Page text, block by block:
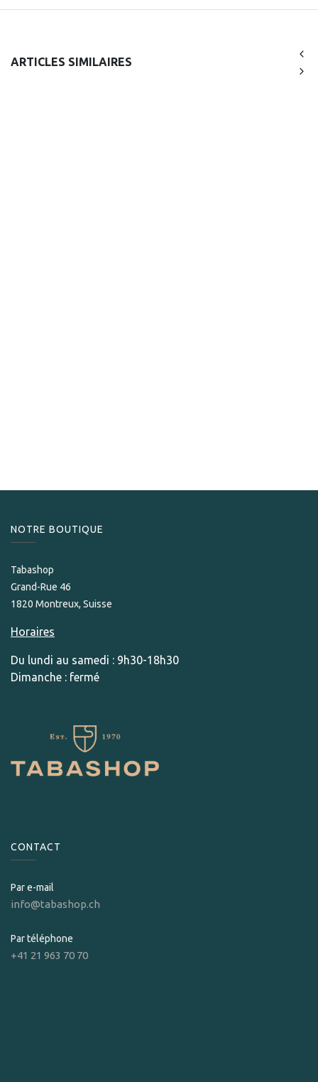
ARTICLES SIMILAIRES
NOTRE BOUTIQUE
Tabashop
Grand-Rue 46
1820 Montreux, Suisse
Horaires
Du lundi au samedi : 9h30-18h30
Dimanche : fermé
CONTACT
Par e-mail
info@tabashop.ch
Par téléphone
+41 21 963 70 70